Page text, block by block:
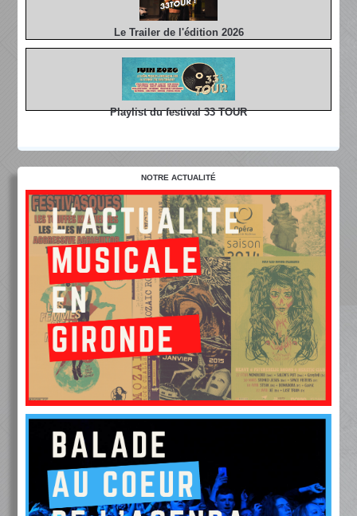
Le Trailer de l'édition 2026
Playlist du festival 33 TOUR
NOTRE ACTUALITÉ